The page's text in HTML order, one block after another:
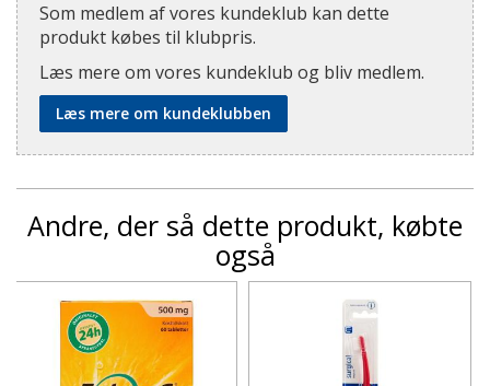
Som medlem af vores kundeklub kan dette
produkt købes til klubpris.
Læs mere om vores kundeklub og bliv medlem.
Læs mere om kundeklubben
Andre, der så dette produkt, købte
også